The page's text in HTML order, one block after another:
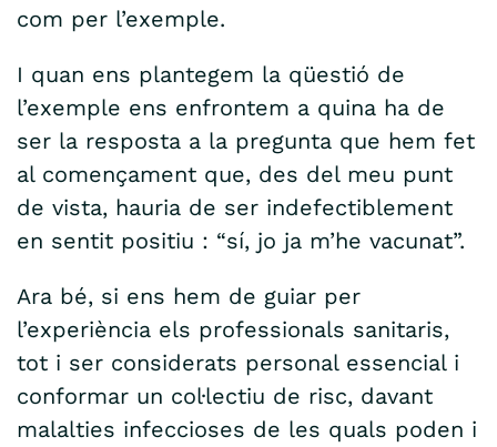
com per l’exemple.
I quan ens plantegem la qüestió de
l’exemple ens enfrontem a quina ha de
ser la resposta a la pregunta que hem fet
al començament que, des del meu punt
de vista, hauria de ser indefectiblement
en sentit positiu : “sí, jo ja m’he vacunat”.
Ara bé, si ens hem de guiar per
l’experiència els professionals sanitaris,
tot i ser considerats personal essencial i
conformar un col·lectiu de risc, davant
malalties infeccioses de les quals poden i